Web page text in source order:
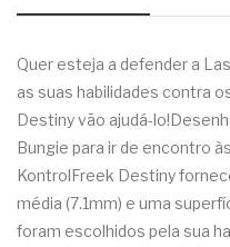
Quer esteja a defender a
as suas habilidades contra
Destiny vão ajudá-
Bungie para ir de encontro
KontrolFreek Destiny
média (7.1mm) e uma
foram escolhidos pela sua